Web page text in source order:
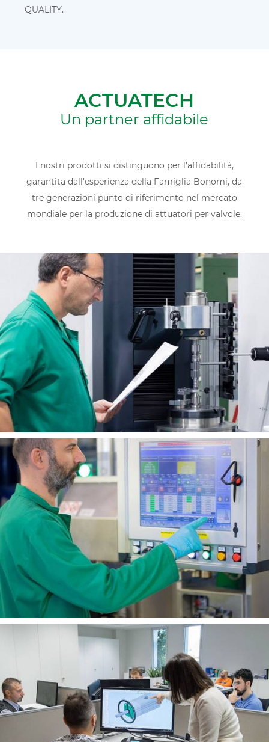
QUALITY.
ACTUATECH
Un partner affidabile
I nostri prodotti si distinguono per l’affidabilità,
garantita dall’esperienza della Famiglia Bonomi, da
tre generazioni punto di riferimento nel mercato
mondiale per la produzione di attuatori per valvole.